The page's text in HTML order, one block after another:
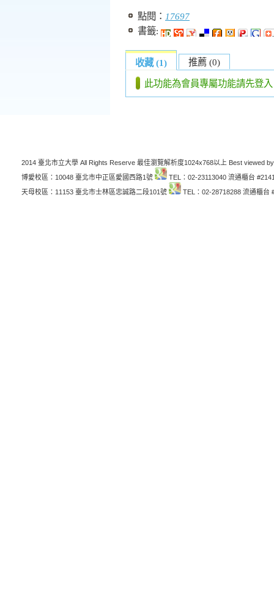
點閱： 17697
書籤:
收藏 (1) 推薦 (0)
此功能為會員專屬功能請先登入
2014 臺北市立大學 All Rights Reserve 最佳瀏覽解析度1024x768以上 Best viewed
博愛校區：10048 臺北市中正區愛國西路1號
TEL：02-23113040 流通櫃台
天母校區：11153 臺北市士林區忠誠路二段101號
TEL：02-28718288 流通櫃台